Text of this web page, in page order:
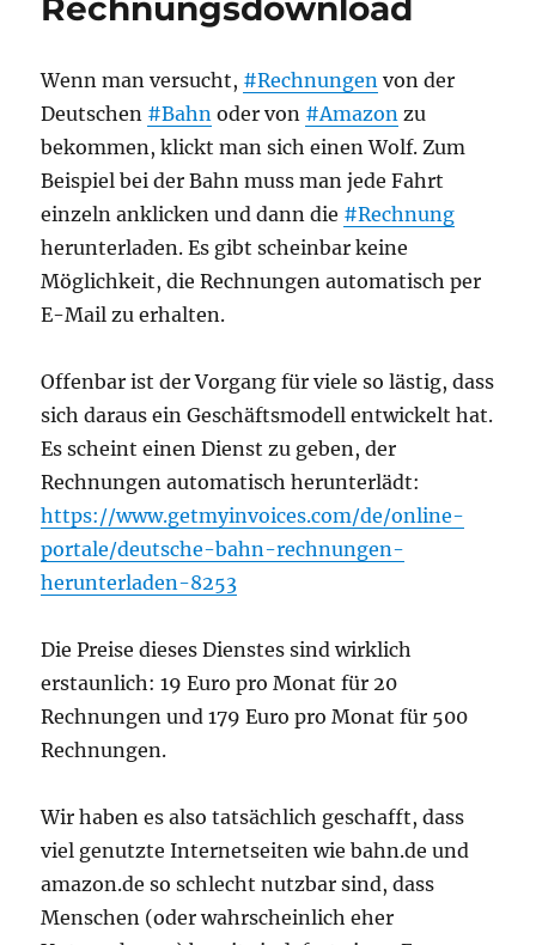
Rechnungsdownload
Wenn man versucht, #Rechnungen von der
Deutschen #Bahn oder von #Amazon zu
bekommen, klickt man sich einen Wolf. Zum
Beispiel bei der Bahn muss man jede Fahrt
einzeln anklicken und dann die #Rechnung
herunterladen. Es gibt scheinbar keine
Möglichkeit, die Rechnungen automatisch per
E-Mail zu erhalten.
Offenbar ist der Vorgang für viele so lästig, dass
sich daraus ein Geschäftsmodell entwickelt hat.
Es scheint einen Dienst zu geben, der
Rechnungen automatisch herunterlädt:
https://www.getmyinvoices.com/de/online-
portale/deutsche-bahn-rechnungen-
herunterladen-8253
Die Preise dieses Dienstes sind wirklich
erstaunlich: 19 Euro pro Monat für 20
Rechnungen und 179 Euro pro Monat für 500
Rechnungen.
Wir haben es also tatsächlich geschafft, dass
viel genutzte Internetseiten wie bahn.de und
amazon.de so schlecht nutzbar sind, dass
Menschen (oder wahrscheinlich eher